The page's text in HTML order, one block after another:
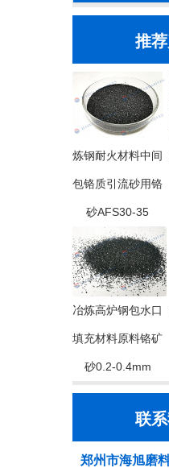
推
炼钢耐火材料中间
包铬质引流砂用铬
砂AFS30-35
冶炼高炉钢包水口
填充材料原料铬矿
砂0.2-0.4mm
联
郑州市海旭磨